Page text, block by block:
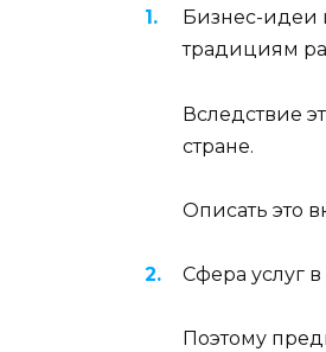
Бизнес-идеи
традициям
Вследствие
стране.
Описать это
Сфера услуг в
Поэтому